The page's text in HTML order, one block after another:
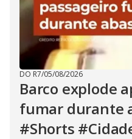
DO R7/05/08/2026
Barco explode
fumar durante
#Shorts